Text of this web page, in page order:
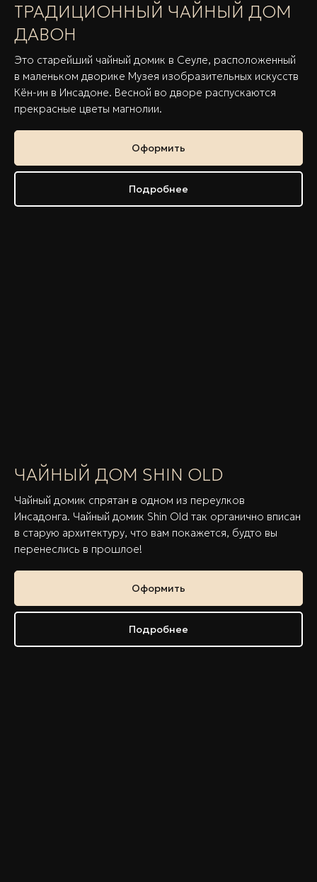
ТРАДИЦИОННЫЙ ЧАЙНЫЙ ДОМ
ДАВОН
Это старейший чайный домик в Сеуле, расположенный
в маленьком дворике Музея изобразительных искусств
Кён-ин в Инсадоне. Весной во дворе распускаются
прекрасные цветы магнолии.
Оформить
Подробнее
ЧАЙНЫЙ ДОМ SHIN OLD
Чайный домик спрятан в одном из переулков
Инсадонга. Чайный домик Shin Old так органично вписан
в старую архитектуру, что вам покажется, будто вы
перенеслись в прошлое!
Оформить
Подробнее